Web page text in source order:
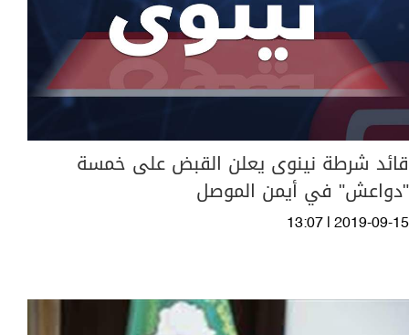
قائد شرطة نينوى يعلن القبض على خمسة
"دواعش" في أيمن الموصل
13:07 | 2019-09-15